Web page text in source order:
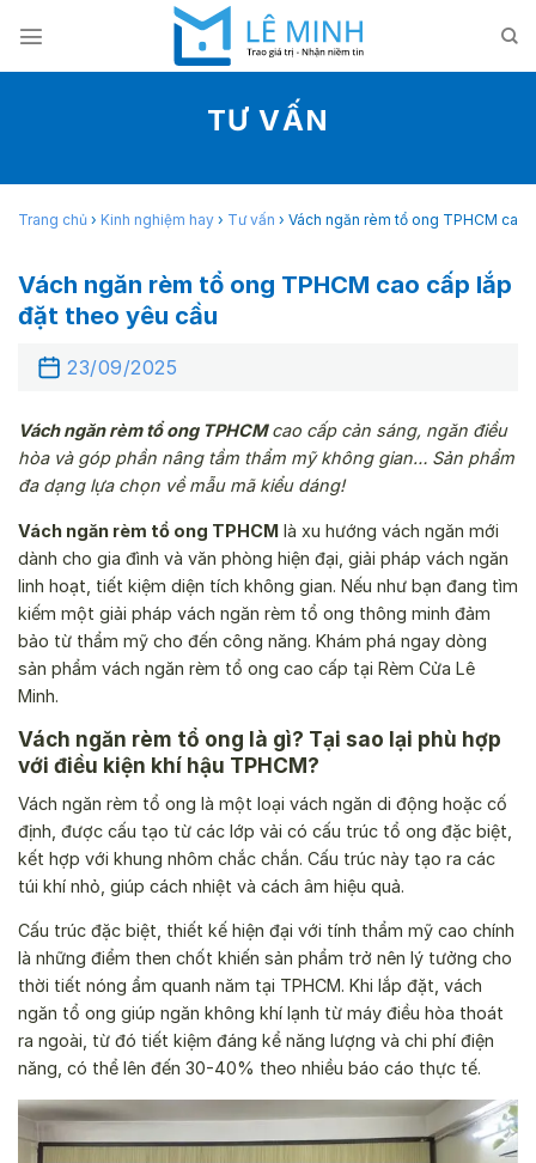
content
TƯ VẤN
Trang chủ › Kinh nghiệm hay › Tư vấn › Vách ngăn rèm tổ ong TPHCM
Vách ngăn rèm tổ ong TPHCM cao cấp lắp
đặt theo yêu cầu
23/09/2025
Vách ngăn rèm tổ ong TPHCMcao cấp cản sáng, ngăn điều
hòa và góp phần nâng tầm thẩm mỹ không gian… Sản phẩm
đa dạng lựa chọn về mẫu mã kiểu dáng!
Vách ngăn rèm tổ ong TPHCM là xu hướng vách ngăn mới
dành cho gia đình và văn phòng hiện đại, giải pháp vách ngăn
linh hoạt, tiết kiệm diện tích không gian. Nếu như bạn đang tìm
kiếm một giải pháp vách ngăn rèm tổ ong thông minh đảm
bảo từ thẩm mỹ cho đến công năng. Khám phá ngay dòng
sản phẩm vách ngăn rèm tổ ong cao cấp tại Rèm Cửa Lê
Minh.
Vách ngăn rèm tổ ong là gì? Tại sao lại phù hợp
với điều kiện khí hậu TPHCM?
Vách ngăn rèm tổ ong là một loại vách ngăn di động hoặc cố
định, được cấu tạo từ các lớp vải có cấu trúc tổ ong đặc biệt,
kết hợp với khung nhôm chắc chắn. Cấu trúc này tạo ra các
túi khí nhỏ, giúp cách nhiệt và cách âm hiệu quả.
Cấu trúc đặc biệt, thiết kế hiện đại với tính thẩm mỹ cao chính
là những điểm then chốt khiến sản phẩm trở nên lý tưởng cho
thời tiết nóng ẩm quanh năm tại TPHCM. Khi lắp đặt, vách
ngăn tổ ong giúp ngăn không khí lạnh từ máy điều hòa thoát
ra ngoài, từ đó tiết kiệm đáng kể năng lượng và chi phí điện
năng, có thể lên đến 30-40% theo nhiều báo cáo thực tế.